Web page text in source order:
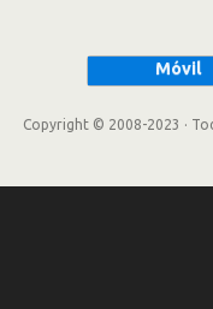
Móvil
Copyright © 2008-2023 ·